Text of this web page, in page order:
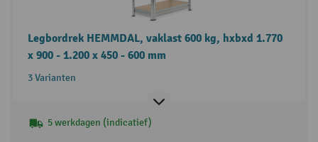
Legbordrek HEMMDAL, vaklast 600 kg, hxbxd 1.770
x 900 - 1.200 x 450 - 600 mm
3 Varianten
5 werkdagen (indicatief)